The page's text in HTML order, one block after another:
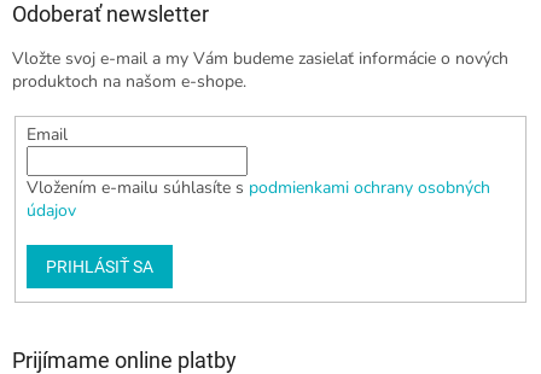
Odoberať newsletter
Vložte svoj e-mail a my Vám budeme zasielať informácie o nových
produktoch na našom e-shope.
Email
Vložením e-mailu súhlasíte s podmienkami ochrany osobných
údajov
PRIHLÁSIŤ SA
Prijímame online platby